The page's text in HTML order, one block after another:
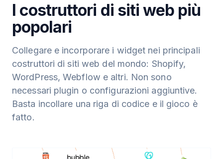
I costruttori di siti web più
popolari
Collegare e incorporare i widget nei principali
costruttori di siti web del mondo: Shopify,
WordPress, Webflow e altri. Non sono
necessari plugin o configurazioni aggiuntive.
Basta incollare una riga di codice e il gioco è
fatto.